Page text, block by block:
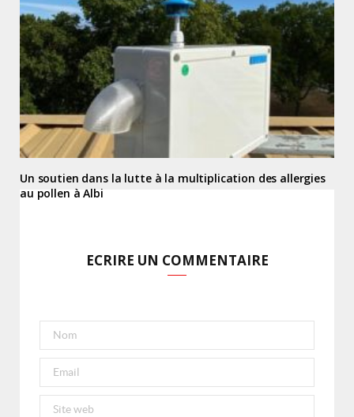
Un soutien dans la lutte à la multiplication des allergies
au pollen à Albi
ECRIRE UN COMMENTAIRE